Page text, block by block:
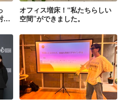
さ
オフィス増床！“私たちらしい
空間”ができました。